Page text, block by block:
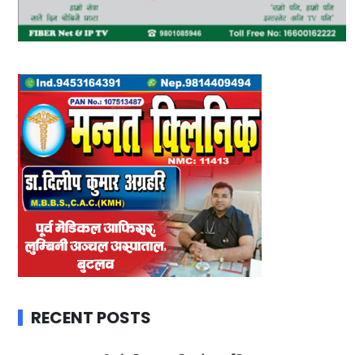
RECENT POSTS